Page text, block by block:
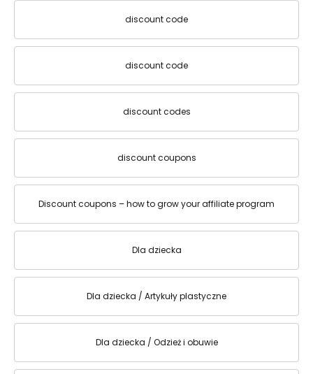
discount code
discount code
discount codes
discount coupons
Discount coupons – how to grow your affiliate program
Dla dziecka
Dla dziecka / Artykuły plastyczne
Dla dziecka / Odzież i obuwie